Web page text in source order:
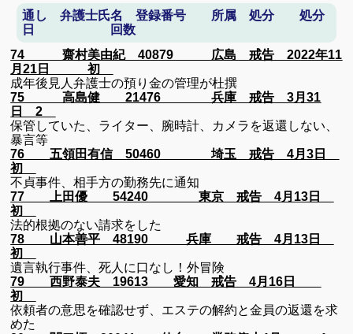
通し 弁護士氏名 登録番号 所属 処分 処分
日 回数
74 齋村美由紀 40879 広島 戒告 2022年11
月21日 初
成年後見人弁護士の預り金の管理が杜撰
75 高島健 21476 兵庫 戒告 3月31
日 2
保管していた、ライター、腕時計、カメラを返還しない、
暴言等
76 五領田有信 50460 埼玉 戒告 4月3日
初
不貞事件、相手方の勤務先に通知
77 上田優 54240 東京 戒告 4月13日
初
法的根拠のない請求をした
78 山本善平 48190 兵庫 戒告 4月13日
初
遺言執行事件、死人に口なし！外冒険
79 西野泰夫 19613 愛知 戒告 4月16日
初
依頼者の意思を確認せず、エステの解約と金員の返還を求
めた